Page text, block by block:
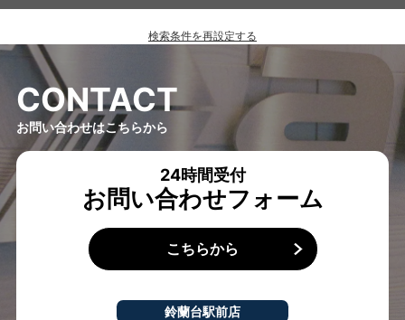
検索条件を再設定する
CONTACT
お問い合わせはこちらから
24時間受付
お問い合わせフォーム
こちらから
鈴蘭台駅前店